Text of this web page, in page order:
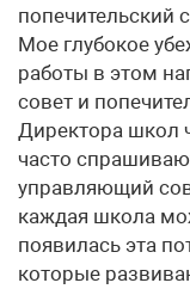
попечительский
Мое глубокое
работы в этом
совет и
Директора школ
часто
управляющий
каждая школа
появилась эта
которые